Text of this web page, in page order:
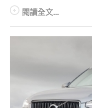
兩輪世界
閱讀全文...